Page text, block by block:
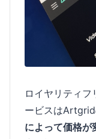
ロイヤリティ
ービスはArtgrid
によって価格が